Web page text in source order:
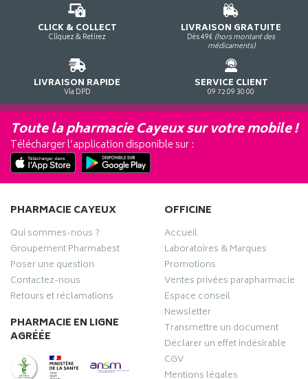
CLICK & COLLECT
Cliquez & Retirez
LIVRAISON GRATUITE
Dès 49€ (hors montant des
médicaments)
LIVRAISON RAPIDE
Via DPD
SERVICE CLIENT
09 72 09 30 00
Toute la pharmacie Cayeux sur votre mobile !
Télécharger l’application disponible sur :
PHARMACIE CAYEUX
Qui sommes-nous ?
Groupement Pharmabest
Poser une question
Contactez-nous
Retours et réclamations
PHARMACIE EN LIGNE
AGRÉÉE
OFFICINE
Accueil
Laboratoires & Marques
Promotions
Ventes privées parapharmacie
Espace conseil
Newsletter
Transmettre un document
Déclarer un effet indésirable
CGV